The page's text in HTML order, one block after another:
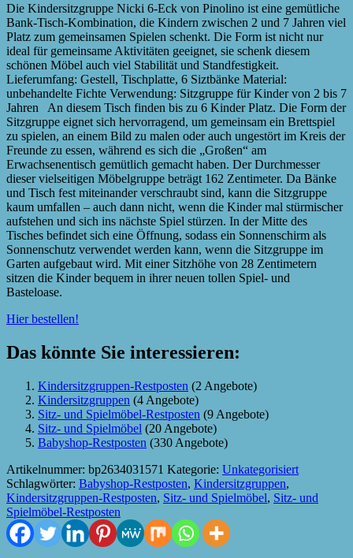
Die Kindersitzgruppe Nicki 6-Eck von Pinolino ist eine gemütliche
Bank-Tisch-Kombination, die Kindern zwischen 2 und 7 Jahren viel
Platz zum gemeinsamen Spielen schenkt. Die Form ist nicht nur
ideal für gemeinsame Aktivitäten geeignet, sie schenk diesem
schönen Möbel auch viel Stabilität und Standfestigkeit.
Lieferumfang: Gestell, Tischplatte, 6 Siztbänke Material:
unbehandelte Fichte Verwendung: Sitzgruppe für Kinder von 2 bis 7
Jahren An diesem Tisch finden bis zu 6 Kinder Platz. Die Form der
Sitzgruppe eignet sich hervorragend, um gemeinsam ein Brettspiel
zu spielen, an einem Bild zu malen oder auch ungestört im Kreis der
Freunde zu essen, während es sich die „Großen“ am
Erwachsenentisch gemütlich gemacht haben. Der Durchmesser
dieser vielseitigen Möbelgruppe beträgt 162 Zentimeter. Da Bänke
und Tisch fest miteinander verschraubt sind, kann die Sitzgruppe
kaum umfallen – auch dann nicht, wenn die Kinder mal stürmischer
aufstehen und sich ins nächste Spiel stürzen. In der Mitte des
Tisches befindet sich eine Öffnung, sodass ein Sonnenschirm als
Sonnenschutz verwendet werden kann, wenn die Sitzgruppe im
Garten aufgebaut wird. Mit einer Sitzhöhe von 28 Zentimetern
sitzen die Kinder bequem in ihrer neuen tollen Spiel- und
Basteloase.
Hier bestellen!
Das könnte Sie interessieren:
Kindersitzgruppen-Restposten (2 Angebote)
Kindersitzgruppen (4 Angebote)
Sitz- und Spielmöbel-Restposten (9 Angebote)
Sitz- und Spielmöbel (20 Angebote)
Babyshop-Restposten (330 Angebote)
Artikelnummer: bp2634031571 Kategorie: Unkategorisiert
Schlagwörter: Babyshop-Restposten, Kindersitzgruppen,
Kindersitzgruppen-Restposten, Sitz- und Spielmöbel, Sitz- und
Spielmöbel-Restposten